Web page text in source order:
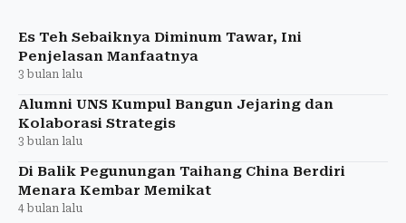
Es Teh Sebaiknya Diminum Tawar, Ini
Penjelasan Manfaatnya
3 bulan lalu
Alumni UNS Kumpul Bangun Jejaring dan
Kolaborasi Strategis
3 bulan lalu
Di Balik Pegunungan Taihang China Berdiri
Menara Kembar Memikat
4 bulan lalu